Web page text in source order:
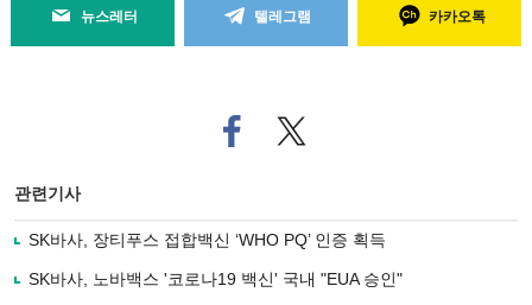
뉴스레터 텔레그램 카카오톡
페
이
로
기
사
트위
터로
관련기사
SK바사, 장티푸스 접합백신 ‘WHO PQ’ 인증 획득
SK바사, 노바백스 '코로나19 백신' 국내 "EUA 승인"